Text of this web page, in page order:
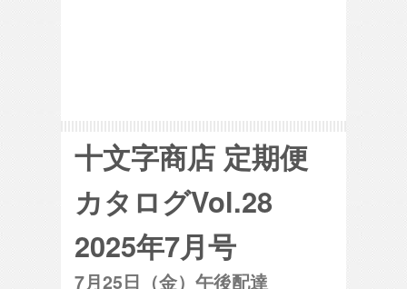
十文字商店 定期便
カタログVol.28
2025年7月号
7月25日（金）午後配達